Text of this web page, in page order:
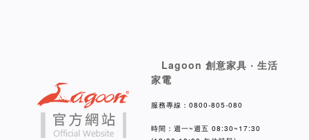
Lagoon 創意家具 ‧ 生活
家電
服務專線：0800-805-080
時間：週一~週五 08:30~17:30